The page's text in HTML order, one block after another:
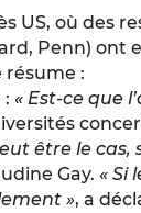
US, où des
Penn) ont
résume :
: « Est-ce que
être le cas,
Gay. « Si
», a